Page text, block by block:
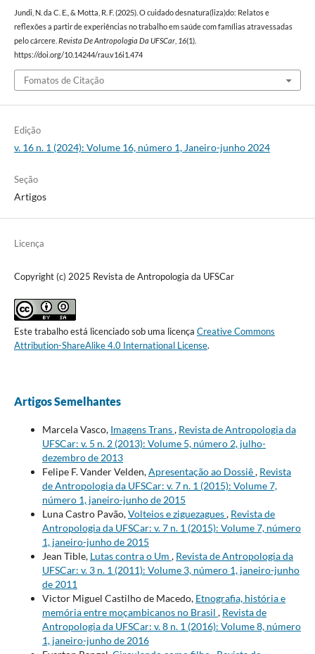
Jundi, N. da C. E., & Motta, R. F. (2025). O cuidado desnatura(liza)do: Relatos e
reflexões a partir de experiências no trabalho em saúde com famílias atravessadas
pelo cárcere. Revista De Antropologia Da UFSCar, 16(1).
https://doi.org/10.14244/rau.v16i1.474
Fomatos de Citação
Edição
v. 16 n. 1 (2024): Volume 16, número 1, Janeiro-junho 2024
Seção
Artigos
Licença
Copyright (c) 2025 Revista de Antropologia da UFSCar
Este trabalho está licenciado sob uma licença Creative Commons
Attribution-ShareAlike 4.0 International License.
Artigos Semelhantes
Marcela Vasco, Imagens Trans, Revista de Antropologia da
UFSCar: v. 5 n. 2 (2013): Volume 5, número 2, julho-
dezembro de 2013
Felipe F. Vander Velden,Apresentação ao Dossiê, Revista
de Antropologia da UFSCar: v. 7 n. 1 (2015): Volume 7,
número 1, janeiro-junho de 2015
Luna Castro Pavão,Volteios e ziguezagues, Revista de
Antropologia da UFSCar: v. 7 n. 1 (2015): Volume 7, número
1, janeiro-junho de 2015
Jean Tible, Lutas contra o Um , Revista de Antropologia da
UFSCar: v. 3 n. 1 (2011): Volume 3, número 1, janeiro-junho
de 2011
Victor Miguel Castilho de Macedo, Etnografia, história e
memória entre moçambicanos no Brasil , Revista de
Antropologia da UFSCar: v. 8 n. 1 (2016): Volume 8, número
1, janeiro-junho de 2016